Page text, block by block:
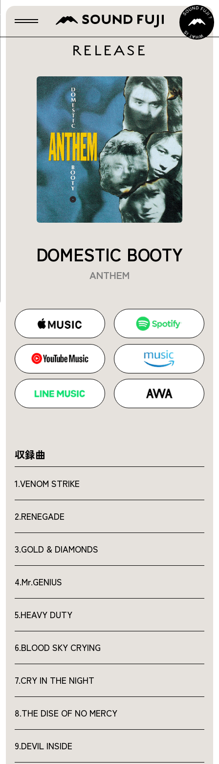
RELEASE
DOMESTIC BOOTY
ANTHEM
収録曲
1.VENOM STRIKE
2.RENEGADE
3.GOLD & DIAMONDS
4.Mr.GENIUS
5.HEAVY DUTY
6.BLOOD SKY CRYING
7.CRY IN THE NIGHT
8.THE DISE OF NO MERCY
9.DEVIL INSIDE